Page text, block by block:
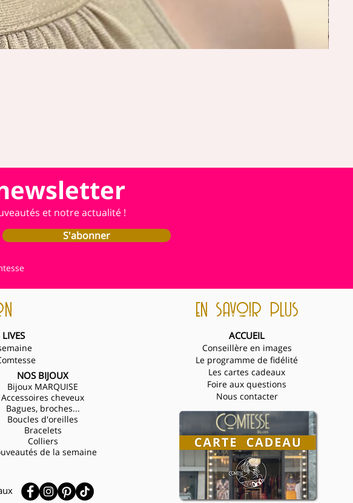
et notre actualité !
S'abonner
LIVES
NOS BIJOUX
Bijoux MARQUISE
Accessoires cheveux
Bagues, broches...
Boucles d'oreilles
Bracelets
Colliers
de la semaine
en savoir plus
ACCUEIL
Conseillère en images
Le programme de fidélité
Les cartes cadeaux
Foire aux questions
Nous contacter